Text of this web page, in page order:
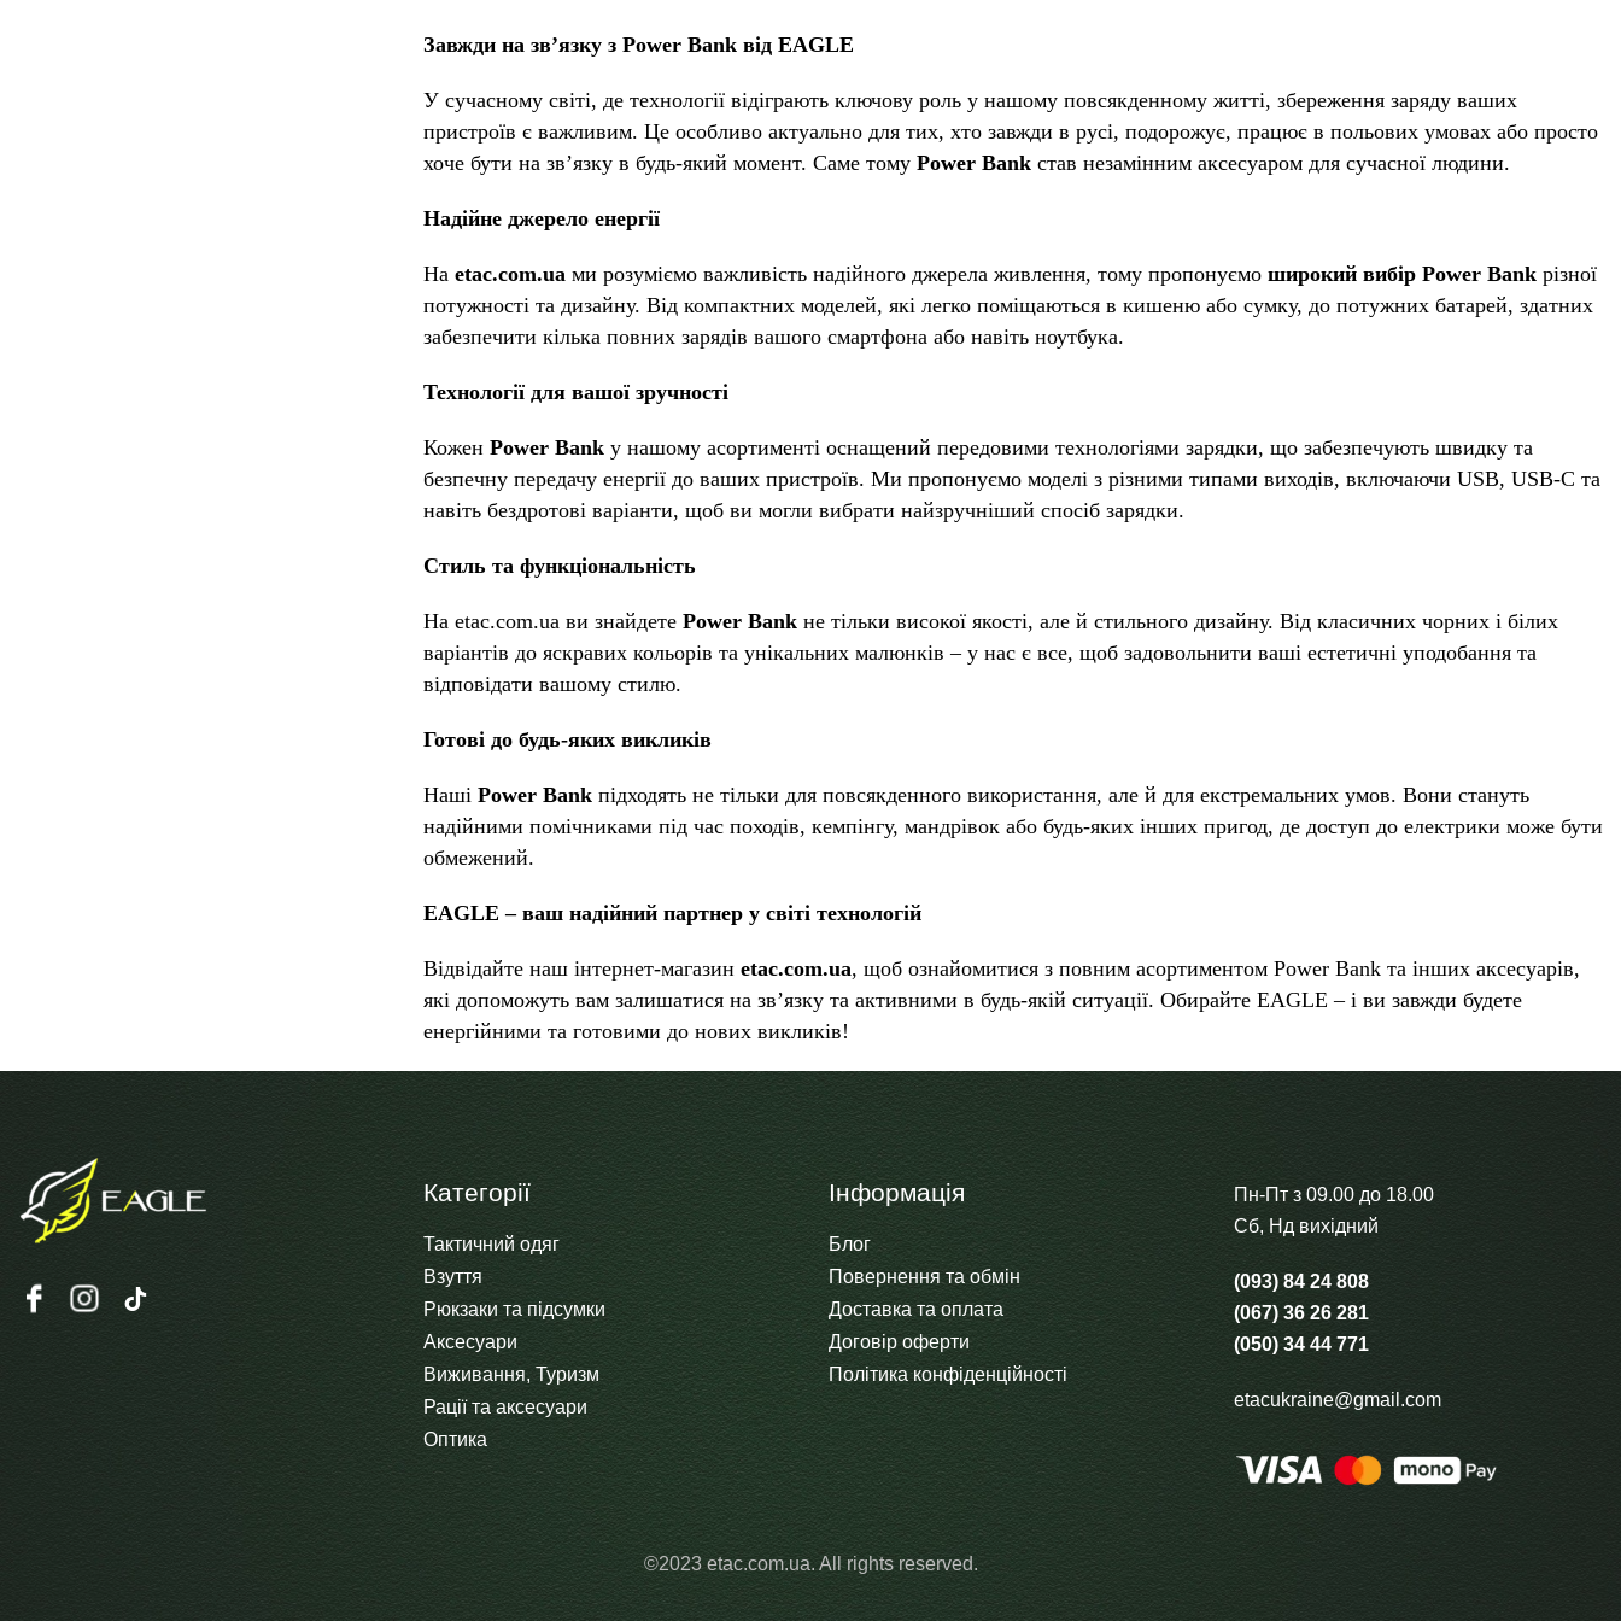
Завжди на зв’язку з Power Bank від EAGLE
У сучасному світі, де технології відіграють ключову роль у нашому повсякденному житті, збереження заряду ваших
пристроїв є важливим. Це особливо актуально для тих, хто завжди в русі, подорожує, працює в польових умовах або просто
хоче бути на зв’язку в будь-який момент. Саме тому Power Bank став незамінним аксесуаром для сучасної людини.
Надійне джерело енергії
На etac.com.ua ми розуміємо важливість надійного джерела живлення, тому пропонуємо широкий вибір Power Bank різної
потужності та дизайну. Від компактних моделей, які легко поміщаються в кишеню або сумку, до потужних батарей, здатних
забезпечити кілька повних зарядів вашого смартфона або навіть ноутбука.
Технології для вашої зручності
Кожен Power Bank у нашому асортименті оснащений передовими технологіями зарядки, що забезпечують швидку та
безпечну передачу енергії до ваших пристроїв. Ми пропонуємо моделі з різними типами виходів, включаючи USB, USB-C та
навіть бездротові варіанти, щоб ви могли вибрати найзручніший спосіб зарядки.
Стиль та функціональність
На etac.com.ua ви знайдете Power Bank не тільки високої якості, але й стильного дизайну. Від класичних чорних і білих
варіантів до яскравих кольорів та унікальних малюнків – у нас є все, щоб задовольнити ваші естетичні уподобання та
відповідати вашому стилю.
Готові до будь-яких викликів
Наші Power Bank підходять не тільки для повсякденного використання, але й для екстремальних умов. Вони стануть
надійними помічниками під час походів, кемпінгу, мандрівок або будь-яких інших пригод, де доступ до електрики може бути
обмежений.
EAGLE – ваш надійний партнер у світі технологій
Відвідайте наш інтернет-магазин etac.com.ua, щоб ознайомитися з повним асортиментом Power Bank та інших аксесуарів,
які допоможуть вам залишатися на зв’язку та активними в будь-якій ситуації. Обирайте EAGLE – і ви завжди будете
енергійними та готовими до нових викликів!
Категорії
Тактичний одяг
Взуття
Рюкзаки та підсумки
Аксесуари
Виживання, Туризм
Рації та аксесуари
Оптика
Інформація
Блог
Повернення та обмін
Доставка та оплата
Договір оферти
Політика конфіденційності
Пн-Пт з 09.00 до 18.00
Сб, Нд вихідний
(093) 84 24 808
(067) 36 26 281
(050) 34 44 771
etacukraine@gmail.com
©2023 etac.com.ua. All rights reserved.